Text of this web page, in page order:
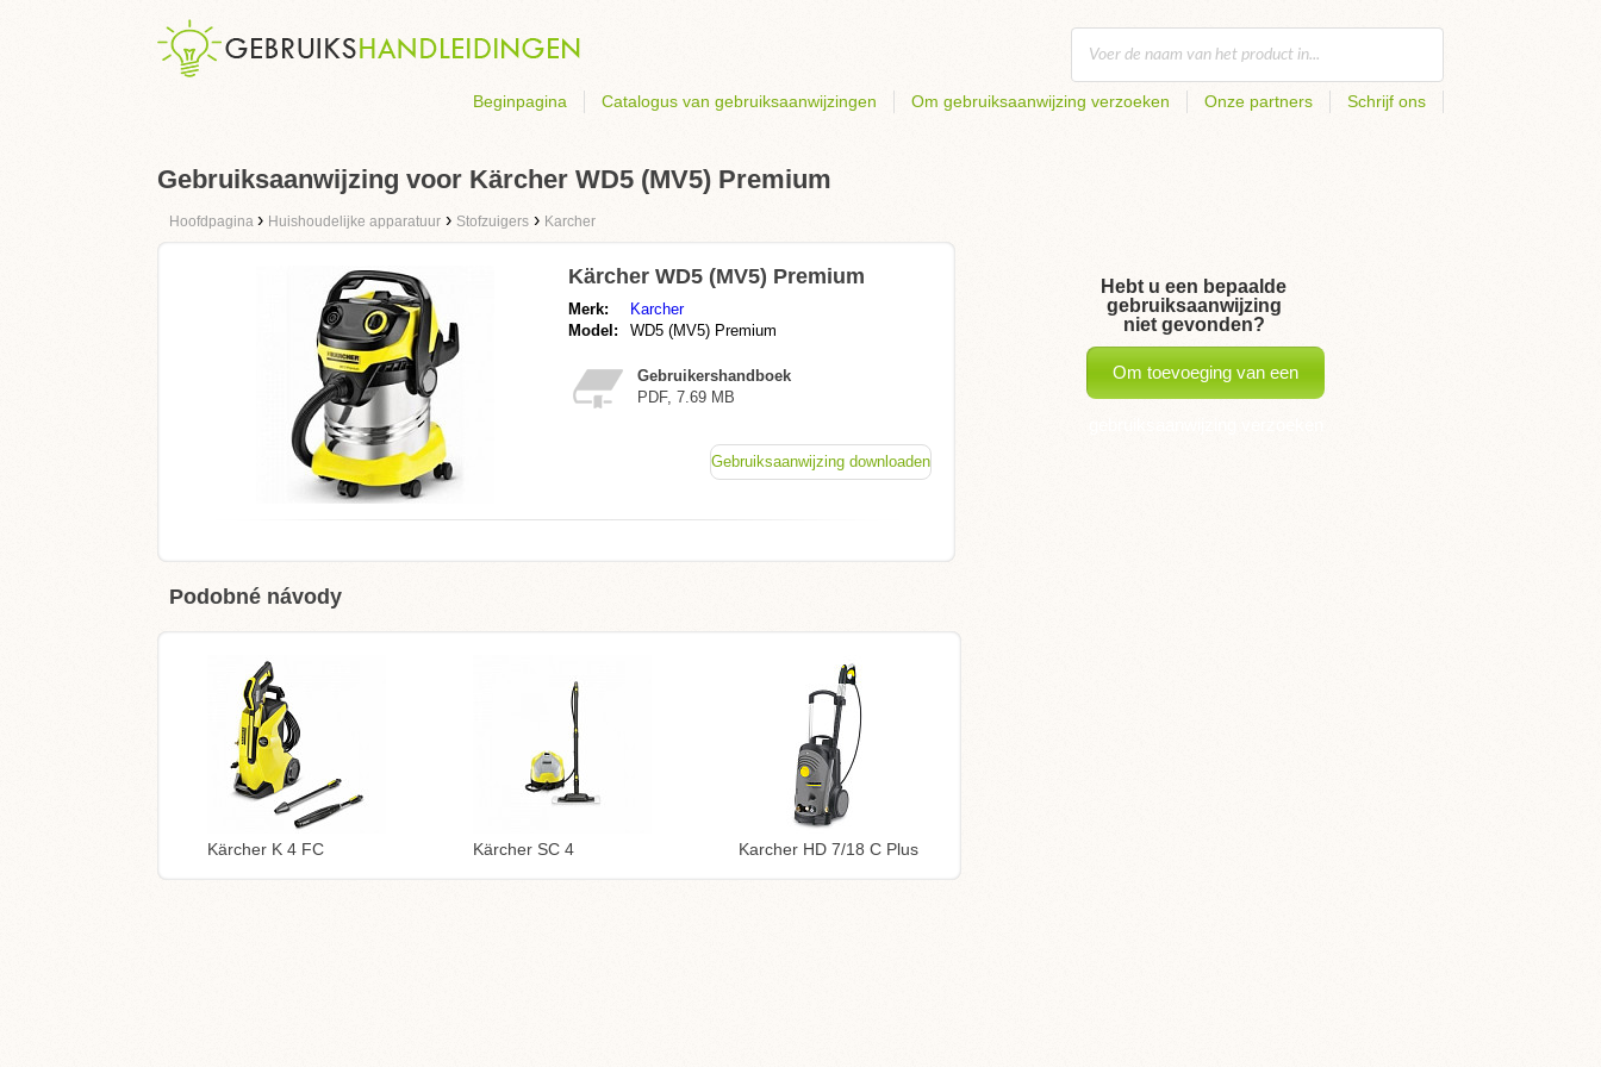
Beginpagina Catalogus van gebruiksaanwijzingen Om gebruiksaanwijzing verzoeken Onze partners Schrijf ons
Gebruiksaanwijzing voor Kärcher WD5 (MV5) Premium
Hoofdpagina › Huishoudelijke apparatuur › Stofzuigers › Karcher
Kärcher WD5 (MV5) Premium
Merk:
Karcher
Model:
WD5 (MV5) Premium
Gebruikershandboek
PDF, 7.69 MB
Gebruiksaanwijzing downloaden
Podobné návody
Kärcher K 4 FC Kärcher SC 4 Karcher HD 7/18 C Plus
Hebt u een bepaalde
gebruiksaanwijzing
niet gevonden?
Om toevoeging van een